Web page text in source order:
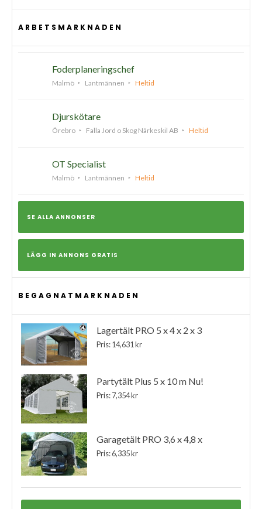
ARBETSMARKNADEN
Foderplaneringschef
Malmö Lantmännen Heltid
Djurskötare
Örebro Falla Jord o Skog Närkeskil AB Heltid
OT Specialist
Malmö Lantmännen Heltid
SE ALLA ANNONSER
LÄGG IN ANNONS GRATIS
BEGAGNATMARKNADEN
Lagertält PRO 5 x 4 x 2 x 3
Pris: 14,631 kr
Partytält Plus 5 x 10 m Nu!
Pris: 7,354 kr
Garagetält PRO 3,6 x 4,8 x
Pris: 6,335 kr